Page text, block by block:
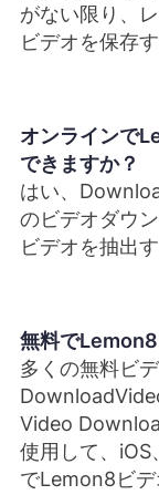
がない限り、
ビデオを保存
オンラインで
できますか？
はい、
のビデオダウ
ビデオを抽出
無料でLemon8
多くの無料ビ
Video
使用して、
でLemon8ビデ